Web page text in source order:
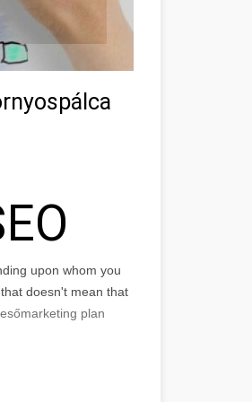
upon whom you
doesn't mean that
plan